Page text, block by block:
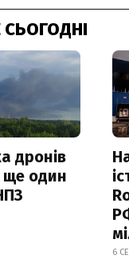
дронів
ще один
6